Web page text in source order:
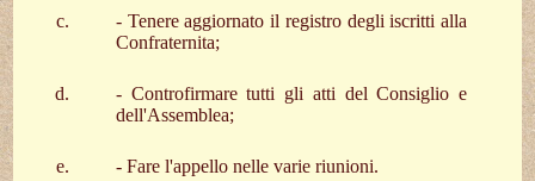
- Tenere aggiornato il registro degli iscritti alla
Confraternita;
- Controfirmare tutti gli atti del Consiglio e
dell'Assemblea;
- Fare l'appello nelle varie riunioni.